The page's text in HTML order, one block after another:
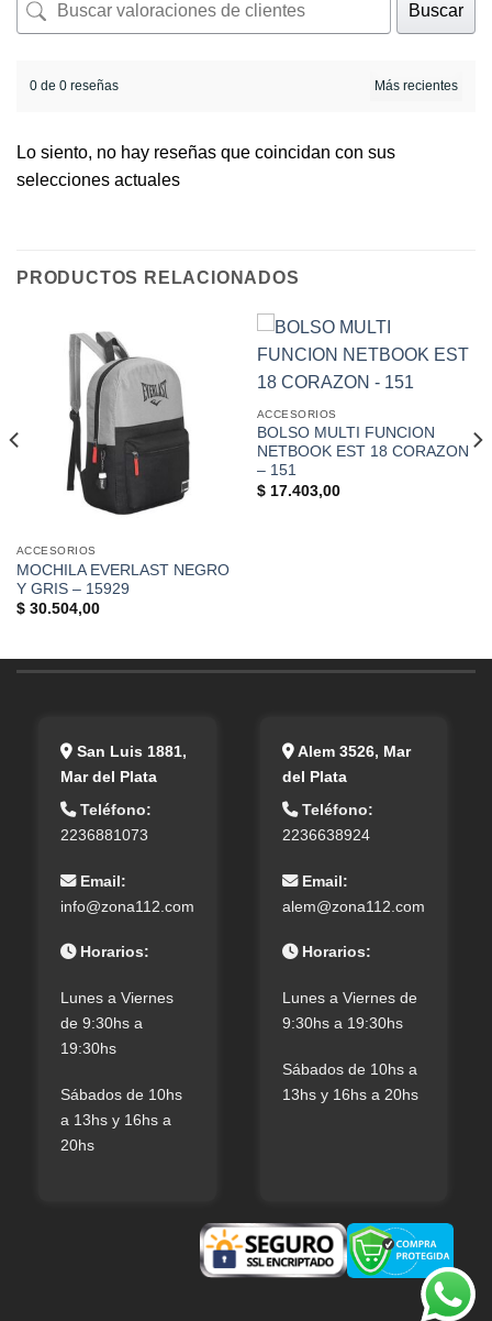
Buscar
0 de 0 reseñas
Lo siento, no hay reseñas que coincidan con sus
selecciones actuales
PRODUCTOS RELACIONADOS
ACCESORIOS
MOCHILA EVERLAST NEGRO
Y GRIS – 15929
$30.504,00
ACCESORIOS
BOLSO MULTI FUNCION
NETBOOK EST 18 CORAZON
– 151
$17.403,00
San Luis 1881,
Mar del Plata
Teléfono:
2236881073
Email:
info@zona112.com
Horarios:
Lunes a Viernes
de 9:30hs a
19:30hs
Sábados de 10hs
a 13hs y 16hs a
20hs
Alem 3526, Mar
del Plata
Teléfono:
2236638924
Email:
alem@zona112.com
Horarios:
Lunes a Viernes de
9:30hs a 19:30hs
Sábados de 10hs a
13hs y 16hs a 20hs